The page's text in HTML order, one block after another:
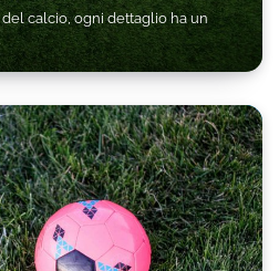
calcio, ogni dettaglio ha un